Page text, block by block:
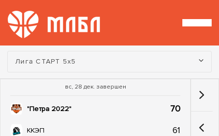
Турнир:
Лига СТАРТ 5х5
вс, 28 дек. завершен
"Петра 2022" 70
ККЭП 61